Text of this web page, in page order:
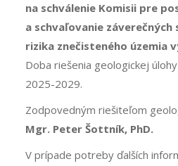
na schválenie Komisii pre
a schvaľovanie
rizika znečisteného územia
Doba riešenia geologickej
2025-2029.
Zodpovedným riešiteľom
Mgr. Peter Šottník, PhD.
V prípade potreby ďalších